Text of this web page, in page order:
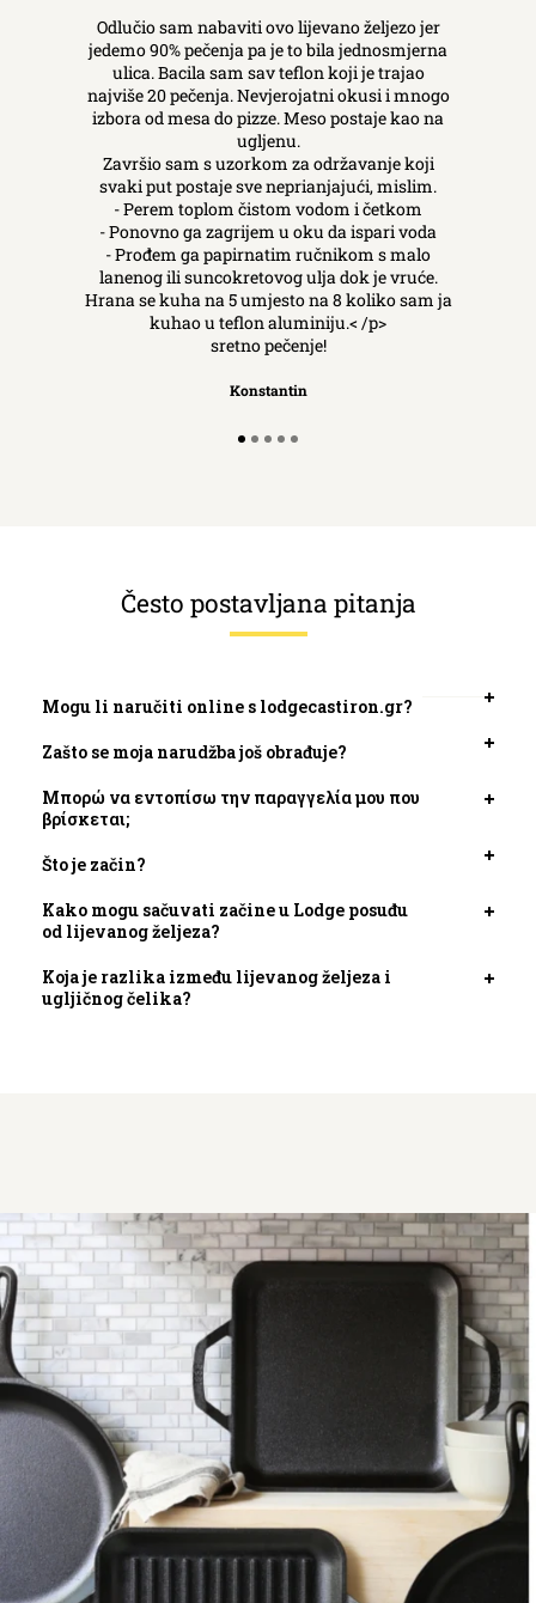
Odlučio sam nabaviti ovo lijevano željezo jer
jedemo 90% pečenja pa je to bila jednosmjerna
ulica. Bacila sam sav teflon koji je trajao
najviše 20 pečenja. Nevjerojatni okusi i mnogo
izbora od mesa do pizze. Meso postaje kao na
ugljenu.
Završio sam s uzorkom za održavanje koji
svaki put postaje sve neprianjajući, mislim.
- Perem toplom čistom vodom i četkom
- Ponovno ga zagrijem u oku da ispari voda
- Prođem ga papirnatim ručnikom s malo
lanenog ili suncokretovog ulja dok je vruće.
Hrana se kuha na 5 umjesto na 8 koliko sam ja
kuhao u teflon aluminiju.< /p>
sretno pečenje!
Konstantin
Često postavljana pitanja
Mogu li naručiti online s lodgecastiron.gr?
karticu
Zašto se moja narudžba još obrađuje?
karticu
Μπορώ να εντοπίσω την παραγγελία μου που
βρίσκεται;
karticu
Što je začin?
karticu
Kako mogu sačuvati začine u Lodge posuđu
od lijevanog željeza?
Koja je razlika između lijevanog željeza i
ugljičnog čelika?